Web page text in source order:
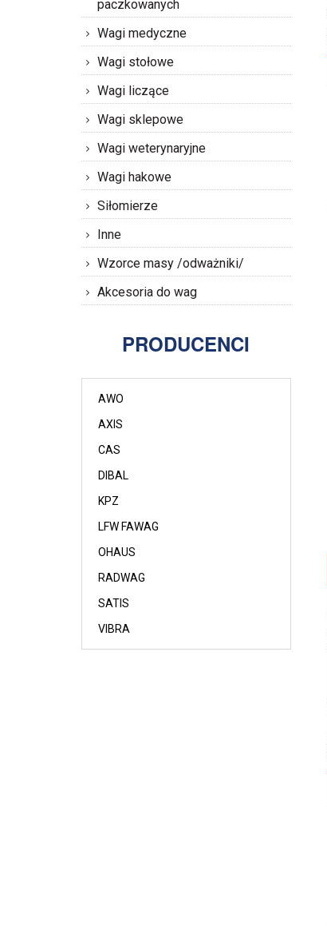
paczkowanych
Wagi medyczne
Wagi stołowe
Wagi liczące
Wagi sklepowe
Wagi weterynaryjne
Wagi hakowe
Siłomierze
Inne
Wzorce masy /odważniki/
Akcesoria do wag
PRODUCENCI
AWO
AXIS
CAS
DIBAL
KPZ
LFW FAWAG
OHAUS
RADWAG
SATIS
VIBRA